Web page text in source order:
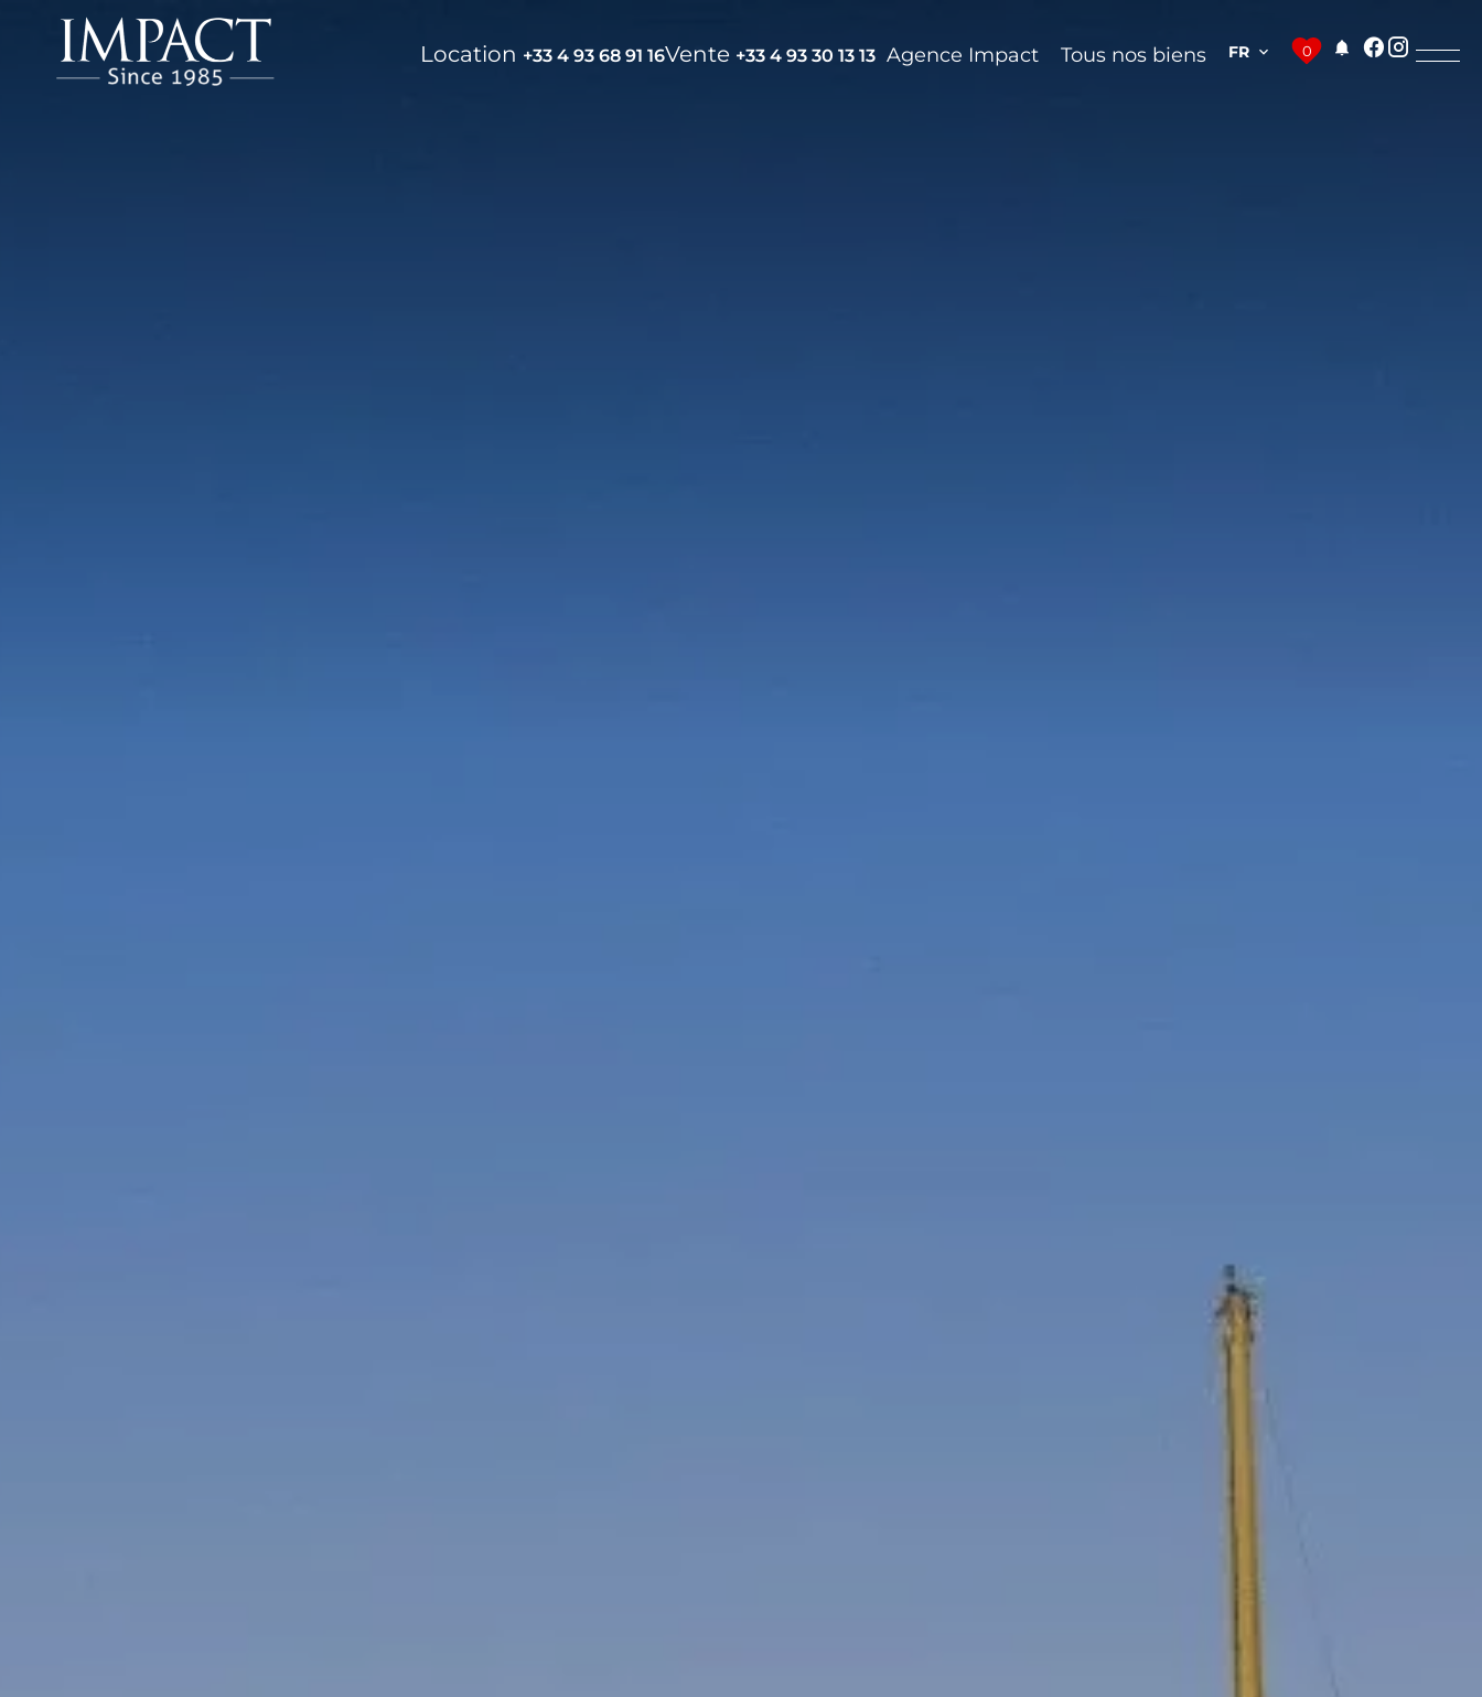
Location +33 4 93 68 91 16Vente +33 4 93 30 13 13 Agence Impact Tous nos biens FR 0